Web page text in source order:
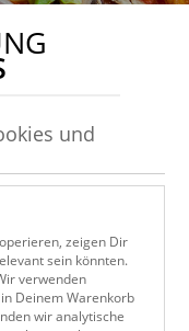
und
zeigen Dir
sein könnten.
verwenden
Deinem Warenkorb
wir analytische